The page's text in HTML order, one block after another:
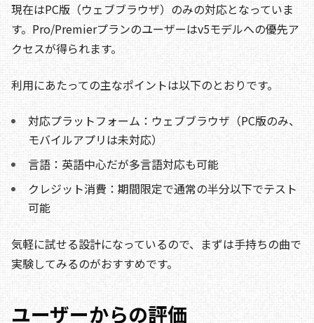
現在はPC版（ウェブブラウザ）のみの対応となっていま
す。Pro/Premierプランのユーザーはv5モデルへの優先ア
クセスが得られます。
利用にあたっての主なポイントは以下のとおりです。
対応プラットフォーム：ウェブブラウザ（PC版のみ、
モバイルアプリは未対応）
言語：英語中心だが多言語対応も可能
クレジット消費：期間限定で通常の半分以下でテスト
可能
気軽に試せる設計になっているので、まずは手持ちの曲で
実験してみるのがおすすめです。
ユーザーからの評価